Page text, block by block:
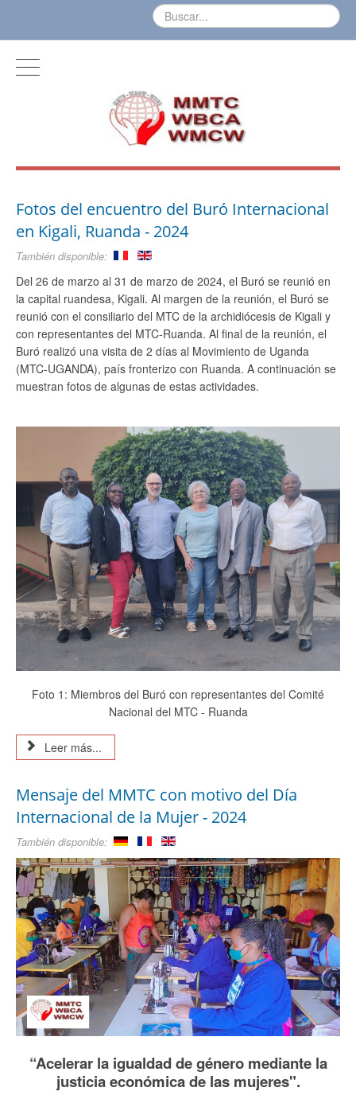
Fotos del encuentro del Buró Internacional
en Kigali, Ruanda - 2024
También disponible:
Del 26 de marzo al 31 de marzo de 2024, el Buró se reunió en
la capital ruandesa, Kigali. Al margen de la reunión, el Buró se
reunió con el consiliario del MTC de la archidiócesis de Kigali y
con representantes del MTC-Ruanda. Al final de la reunión, el
Buró realizó una visita de 2 días al Movimiento de Uganda
(MTC-UGANDA), país fronterizo con Ruanda. A continuación se
muestran fotos de algunas de estas actividades.
Foto 1: Miembros del Buró con representantes del Comité
Nacional del MTC - Ruanda
Leer más...
Mensaje del MMTC con motivo del Día
Internacional de la Mujer - 2024
También disponible:
“Acelerar la igualdad de género mediante la
justicia económica de las mujeres".